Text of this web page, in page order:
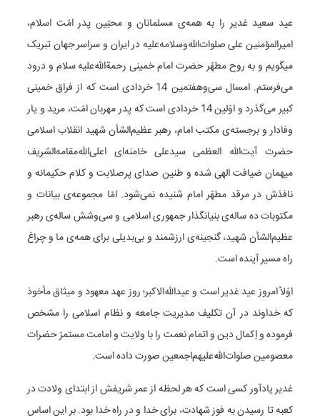
عید سعید غدیر را به همه‌ی مسلمانان و محبّین پدر امّت اسلام،
امیرالمؤمنین علی صلوات‌الله‌وسلامه‌علیه در ایران و سراسر جهان تبریک
میگویم و به روح مطهّر حضرت امام خمینی رحمة‌الله‌علیه سلام و درود
می‌فرستم. امسال سی‌و‌هفتمین 14 خردادی است که از فراق خمینی
کبیر می‌گذرد و اوّلین 14 خردادی است که پدر مهربان امّت، مرید و یار
وفادار و برجسته‌ی مکتب امام، رهبر عظیم‌الشأن شهید انقلاب اسلامی
حضرت آیت‌الله العظمی سیدعلی خامنه‌ای اعلی‌الله‌مقامه‌الشریف
میهمان ضیافت الهی شده و طنین صدای پرصلابت و کلام حکیمانه و
نافذ‌ش در مرقد مطهّر امام شنیده نمی‌شود. امّا مجموعه‌ی بیانات و
مکتوبات ده‌ ساله‌ی بنیانگذار جمهوری اسلامی و سی‌وشش‌ ساله‌ی رهبر
عظیم‌الشأن شهید، گنجینه‌ی ارزشمند و بی‌بدیلی برای همه‌ی ما و چراغ
راه مسیر آینده است.
اوّلاً امروز عید غدیر است و عید‌الله‌الاکبر؛ روز عهد معهود و میثاق مأخوذ
که خداوند در آن تکلیف مدیریت جامعه و نظام اسلامی را مشخص
فرموده و اِکمال دین و اتمام نعمت را با ولایت و امامت مستمرّ حضرات
معصومین صلوات‌الله‌علیهم‌اجمعین صورت داده است.
غدیر یادآور کسی است که هر لحظه از عمر شریفش از ابتدای ولادت در
کعبه تا رسیدن به فوز شهادت، برای خدا و در راه خدا بود. بر این اساس